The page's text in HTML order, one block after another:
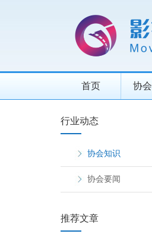
首页 协
行业动态
协会知识
协会要闻
推荐文章